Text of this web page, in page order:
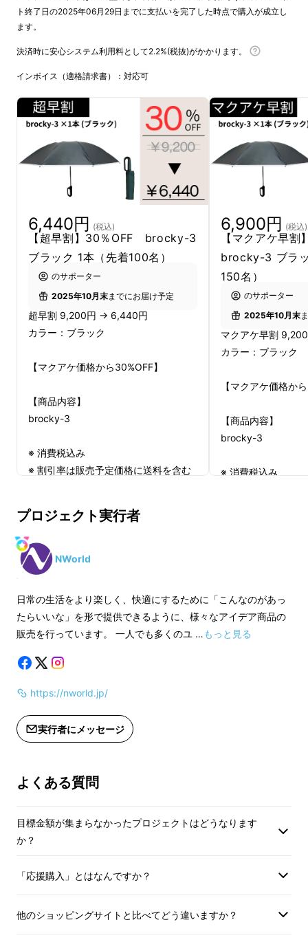
・長傘はカバンに入れるスペースがな
いし、かさばる
・電車やお店についつい忘れてしまう
・急な雨で開閉に手間取って濡れてし
・傘が小さすぎて雨が入り込む
・持ち手部分が小さすぎて持ちにくい
・傘をたたんでも残った雨粒で手が濡
そんな時は
快適にサポートします！
brocky - ブロッキーとは
ト終了日の2025年06月29日までに支払いを完了した時点で購入が成立し
ます。
決済時に安心システム利用料として2.2%(税抜)がかかります。
インボイス（適格請求書）：対応可
6,440円 (税込)
【超早割】30％OFF brocky-3
ブラック 1本（先着100名）
のサポーター
2025年10月末までにお届け予定
超早割 9,200円 → 6,440円
カラー：ブラック
【マクアケ価格から30%OFF】
【商品内容】
brocky-3
※ 消費税込み
※ 割引率は販売予定価格に送料を含む
ん。
※デザイン・仕様は変更になる可能性
もございます。ご了承ください。
※ご注文状況、使用部材の供給状況、
遅れる場合があります。
※皆様の応援購入により量産効率が向
上した場合、正規販売価格が販売予定
価格より下がる可能性もございます。
り
載のあるインボイスが必要な場合は、
Makuakeメッセージにて実行者に直接
6,900円 (税込)
【マクアケ早
brocky-3 ブラ
150名）
のサポーター
2025年10月末
マクアケ早割
カラー：ブラック
【マクアケ価格か
【商品内容】
brocky-3
※ 消費税込み
製造工程上の都合
プロジェクト実行者
NWorld
日常の生活をより楽しく、快適にするために「こんなのがあっ
たらいいな」を形で提供できるように、様々なアイデア商品の
販売を行っています。 一人でも多くのユ …もっと見る
https://nworld.jp/
実行者にメッセージ
よくある質問
目標金額が集まらなかったプロジェクトはどうなります
か？
「応援購入」とはなんですか？
他のショッピングサイトと比べてどう違いますか？